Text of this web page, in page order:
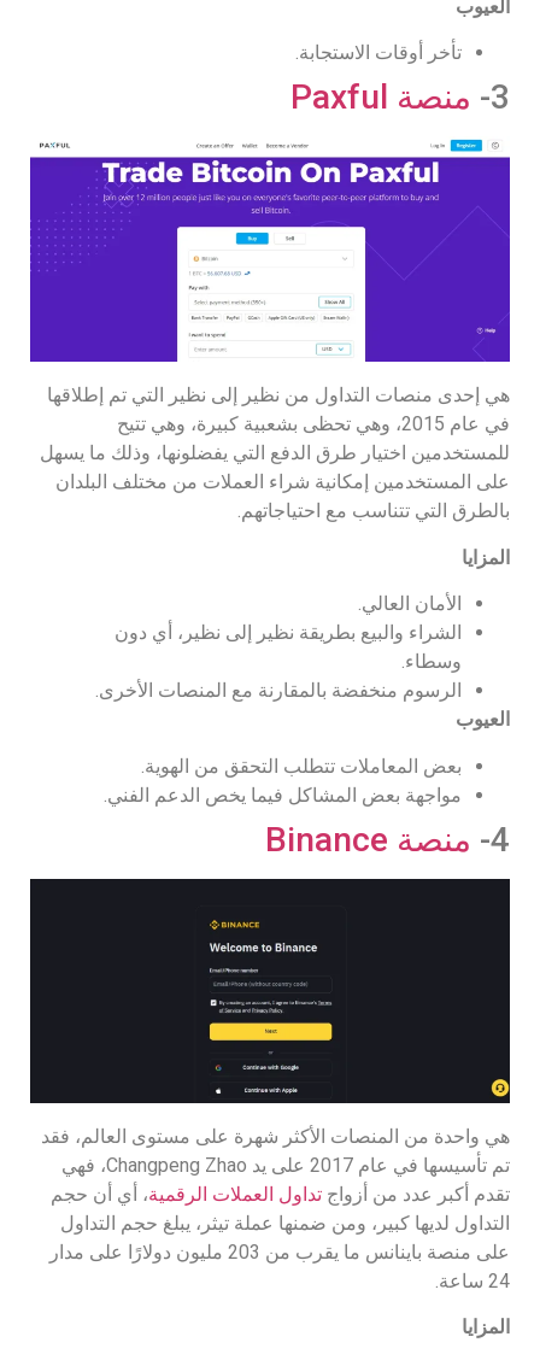
العيوب
تأخر أوقات الاستجابة.
3- منصة Paxful
هي إحدى منصات التداول من نظير إلى نظير التي تم إطلاقها
في عام 2015، وهي تحظى بشعبية كبيرة، وهي تتيح
للمستخدمين اختيار طرق الدفع التي يفضلونها، وذلك ما يسهل
على المستخدمين إمكانية شراء العملات من مختلف البلدان
بالطرق التي تتناسب مع احتياجاتهم.
المزايا
الأمان العالي.
الشراء والبيع بطريقة نظير إلى نظير، أي دون
وسطاء.
الرسوم منخفضة بالمقارنة مع المنصات الأخرى.
العيوب
بعض المعاملات تتطلب التحقق من الهوية.
مواجهة بعض المشاكل فيما يخص الدعم الفني.
4- منصة Binance
هي واحدة من المنصات الأكثر شهرة على مستوى العالم، فقد
تم تأسيسها في عام 2017 على يد Changpeng Zhao، فهي
تقدم أكبر عدد من أزواج تداول العملات الرقمية، أي أن حجم
التداول لديها كبير، ومن ضمنها عملة تيثر، يبلغ حجم التداول
على منصة باينانس ما يقرب من 203 مليون دولارًا على مدار
24 ساعة.
المزايا